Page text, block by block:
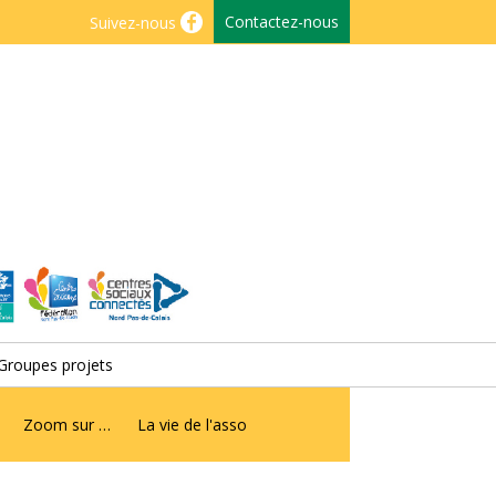
Suivez-nous Contactez-nous
projets
Zoom sur … La vie de l'asso